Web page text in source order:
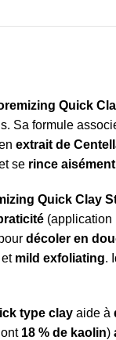
Quick
Sa formule
extrait de
se rince aisément
Quick Clay
(application
décoler en
et mild exfoliating.
type clay aide à
18 % de kaolin)